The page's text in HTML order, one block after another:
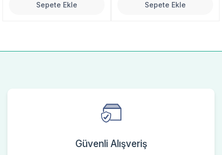
Sepete Ekle Sepete Ekle
Güvenli Alışveriş